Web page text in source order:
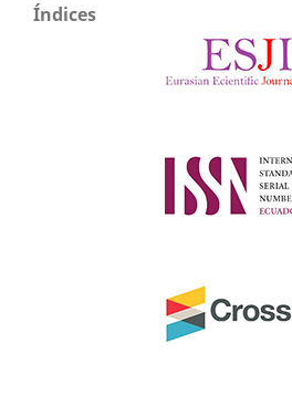
Índices